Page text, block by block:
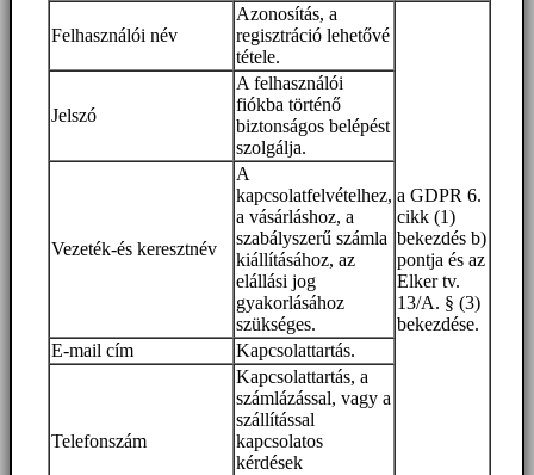
Felhasználói név
Azonosítás, a
regisztráció lehetővé
tétele.
a GDPR 6.
cikk (1)
bekezdés b)
pontja és az
Elker tv.
13/A. § (3)
bekezdése.
Jelszó
A felhasználói
fiókba történő
biztonságos belépést
szolgálja.
Vezeték-és keresztnév
A
kapcsolatfelvételhez,
a vásárláshoz, a
szabályszerű számla
kiállításához, az
elállási jog
gyakorlásához
szükséges.
E-mail cím
Kapcsolattartás.
Telefonszám
Kapcsolattartás, a
számlázással, vagy a
szállítással
kapcsolatos
kérdések